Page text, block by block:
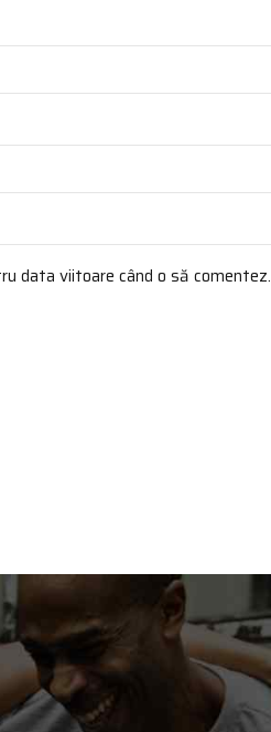
data viitoare când o să comentez.